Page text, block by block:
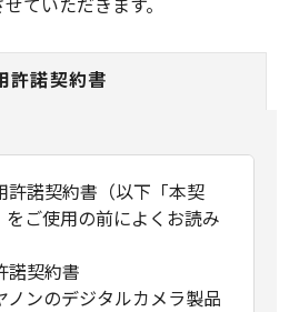
許諾契約書
許諾契約書（以下「本契
ご使用の前によくお読み
諾契約書
ノンのデジタルカメラ製品